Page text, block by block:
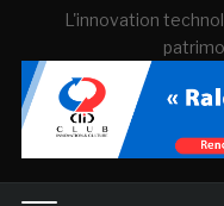
L'innovation